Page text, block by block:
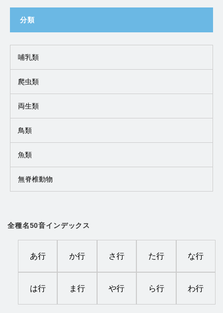
分類
哺乳類
爬虫類
両生類
鳥類
魚類
無脊椎動物
全種名50音インデックス
あ行 か行 さ行 た行 な行
は行 ま行 や行 ら行 わ行